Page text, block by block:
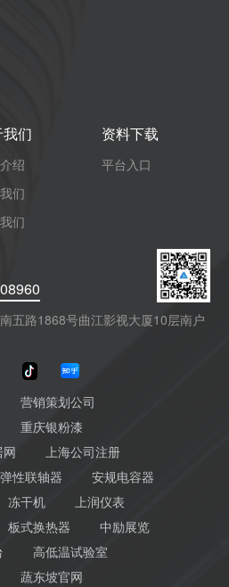
我们
绍
们
们
资料下载
平台入口
五路1868号曲江影视大厦10层南户
营销策划公司
重庆银粉漆
上海公司注册
弹性联轴器
安规电容器
冻干机
上润仪表
板式换热器
中励展览
高低温试验室
蔬东坡官网